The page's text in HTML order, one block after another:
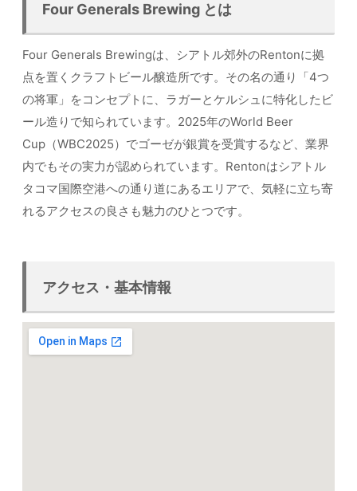
Four Generals Brewing とは
Four Generals Brewingは、シアトル郊外のRentonに拠
点を置くクラフトビール醸造所です。その名の通り「4つ
の将軍」をコンセプトに、ラガーとケルシュに特化したビ
ール造りで知られています。2025年のWorld Beer
Cup（WBC2025）でゴーゼが銀賞を受賞するなど、業界
内でもその実力が認められています。Rentonはシアトル
タコマ国際空港への通り道にあるエリアで、気軽に立ち寄
れるアクセスの良さも魅力のひとつです。
アクセス・基本情報